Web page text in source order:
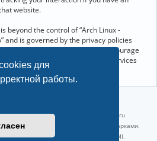
для
работы.
website.
beyond the control of “Arch Linux -
and is governed by the privacy policies
external websites. We encourage
policies of any third-party services
content.
Linux 2026-07-26 08:48:12 |
vps reg.ru
™ являются признанными торговыми марками.
торговая марка Linus Torvalds и LMI.